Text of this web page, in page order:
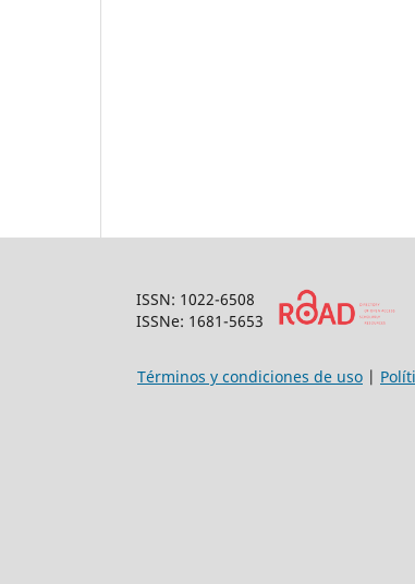
ISSN: 1022-6508
ISSNe: 1681-5653
Términos y condiciones de uso |